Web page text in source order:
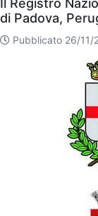
di Padova,
Pubblicato 26/11/